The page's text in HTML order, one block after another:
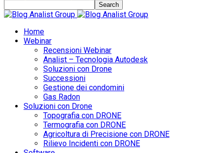
Home
Webinar
Recensioni Webinar
Analist – Tecnologia Autodesk
Soluzioni con Drone
Successioni
Gestione dei condomini
Gas Radon
Soluzioni con Drone
Topografia con DRONE
Termografia con DRONE
Agricoltura di Precisione con DRONE
Rilievo Incidenti con DRONE